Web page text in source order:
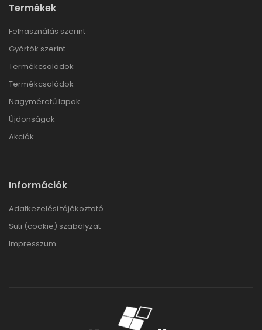
Termékek
Felhasználás szerint
Gyártók szerint
Termékcsaládok
Termékcsaládok
Nagyméretű lapok
Újdonságok
Akciók
Információk
Adatkezelési tájékoztató
Süti (cookie) szabályzat
Impresszum